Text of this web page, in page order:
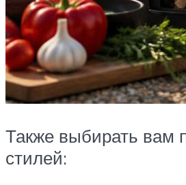
Также выбирать вам
стилей: